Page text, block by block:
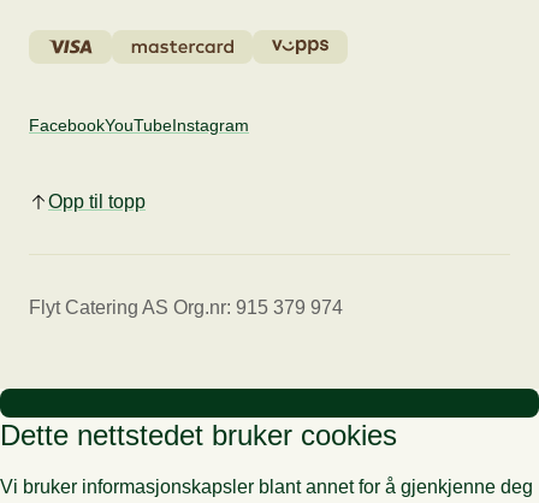
FacebookYouTubeInstagram
Opp til topp
Flyt Catering AS Org.nr: 915 379 974
Dette nettstedet bruker cookies
Vi bruker informasjonskapsler blant annet for å gjenkjenne deg